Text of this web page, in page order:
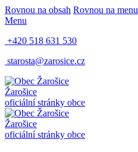
Rovnou na obsah Rovnou na menu
Menu
+420 518 631 530
starosta@zarosice.cz
Žarošice
oficiální stránky obce
Žarošice
oficiální stránky obce